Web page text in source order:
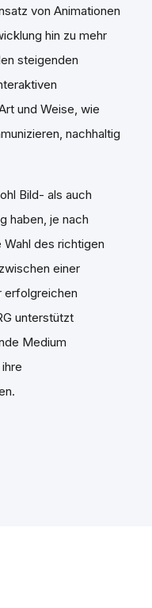
von Animationen
hin zu mehr
steigenden
und Weise, wie
nachhaltig
Bild- als auch
haben, je nach
des richtigen
einer
erfolgreichen
unterstützt
Medium